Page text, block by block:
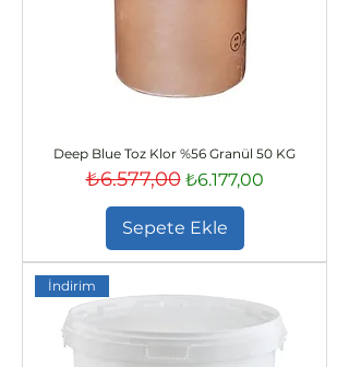
Deep Blue Toz Klor %56 Granül 50 KG
Normal Fiyat
₺6.577,00 İndirimli Fiyat
₺6.177,00
Sepete Ekle
İndirim